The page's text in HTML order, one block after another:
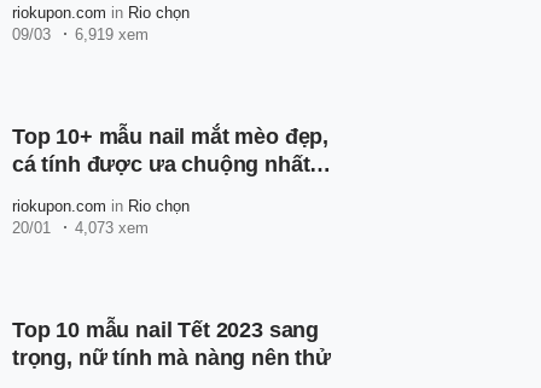
riokupon.com in Rio chọn
09/03
6,919 xem
Top 10+ mẫu nail mắt mèo đẹp,
cá tính được ưa chuộng nhất
riokupon.com in Rio chọn
20/01
4,073 xem
Top 10 mẫu nail Tết 2023 sang
trọng, nữ tính mà nàng nên thử